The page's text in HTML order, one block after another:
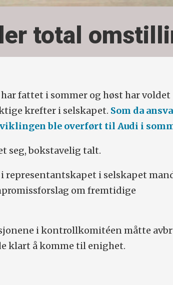
total
fattet i sommer og høst har voldet
krefter i selskapet. Som da
ble overført til Audi i
seg, bokstavelig talt.
representantskapet i selskapet
om fremtidige
i kontrollkomitéen måtte
klart å komme til enighet.